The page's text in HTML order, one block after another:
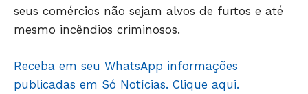
AGRONOTÍCIAS
seus comércios não sejam alvos de furtos e até
mesmo incêndios criminosos.
Receba em seu WhatsApp informações
publicadas em Só Notícias. Clique aqui.